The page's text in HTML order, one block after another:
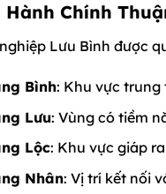
Chính
Lưu Bình được
Bình: Khu vực
Lưu: Vùng có tiềm
Lộc: Khu vực giáp
Nhân: Vị trí kết nối